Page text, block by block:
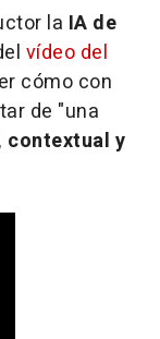
la IA de
vídeo del
cómo con
de "una
contextual y